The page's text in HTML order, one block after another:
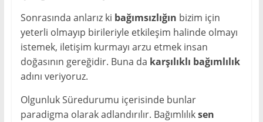
Sonrasında anlarız ki bağımsızlığın bizim için
yeterli olmayıp birileriyle etkileşim halinde olmayı
istemek, iletişim kurmayı arzu etmek insan
doğasının gereğidir. Buna da karşılıklı bağımlılık
adını veriyoruz.
Olgunluk Süredurumu içerisinde bunlar
paradigma olarak adlandırılır. Bağımlılıksen